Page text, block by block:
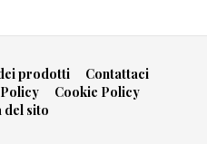
prodotti
Contattaci
Cookie Policy
del sito